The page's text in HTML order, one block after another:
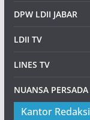
DPW LDII JABAR
LDII TV
LINES TV
NUANSA PERSADA
Kantor Redaksi